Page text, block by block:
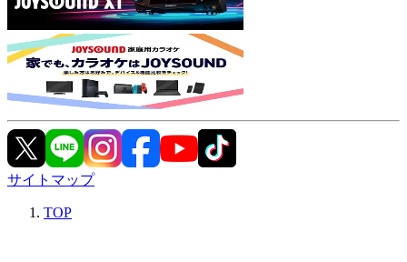
サイトマップ
TOP